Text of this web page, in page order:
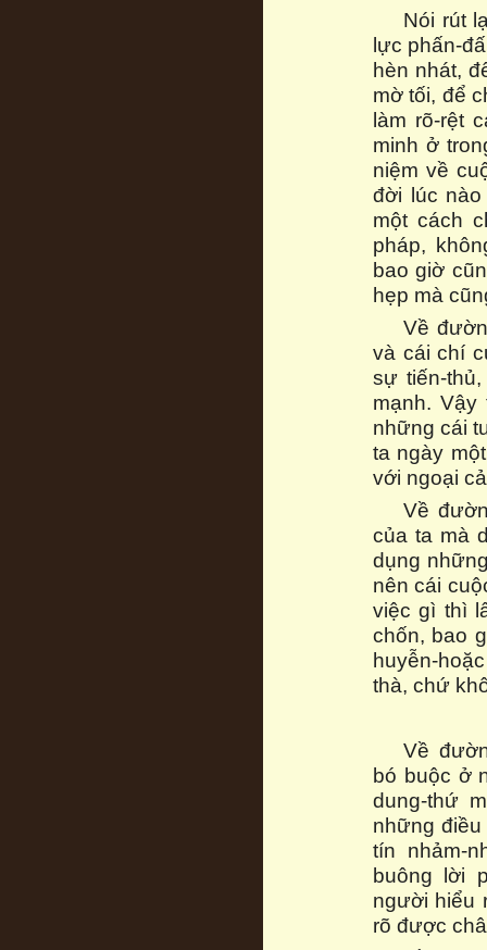
Nói rút
lực phấn-
hèn nhát,
mờ tối, để
làm rõ-rệt
minh ở
niệm về
đời lúc
một cách
pháp,
bao giờ
hẹp mà
Về
và cái chí
sự tiến-
mạnh.
những cái
ta ngày
với ngoại
Về
của ta mà
dụng
nên cái
việc gì thì
chốn, bao
huyễn-
thà, chứ
Về
bó buộc ở
dung-thứ
những
tín nhảm-
buông lời
người hiểu
rõ được